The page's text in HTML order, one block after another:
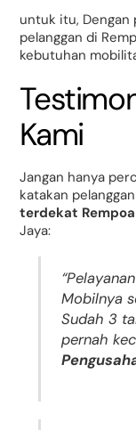
untuk itu, Dengan
pelanggan di
kebutuhan
Kami
Jangan hanya
katakan
terdekat
Jaya:
Mobilnya
Sudah 3
pernah